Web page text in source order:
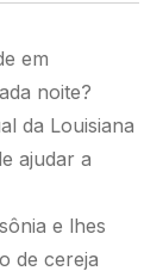
em
noite?
da Louisiana
ajudar a
e lhes
de cereja